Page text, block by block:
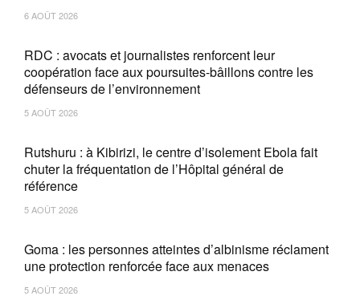
6 AOÛT 2026
RDC : avocats et journalistes renforcent leur
coopération face aux poursuites-bâillons contre les
défenseurs de l’environnement
5 AOÛT 2026
Rutshuru : à Kibirizi, le centre d’isolement Ebola fait
chuter la fréquentation de l’Hôpital général de
référence
5 AOÛT 2026
Goma : les personnes atteintes d’albinisme réclament
une protection renforcée face aux menaces
5 AOÛT 2026